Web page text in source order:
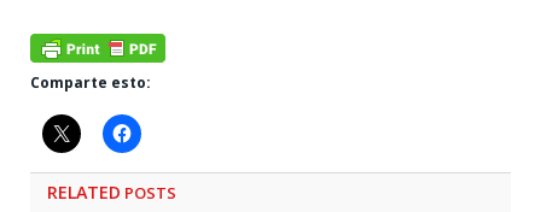
Comparte esto:
RELATED POSTS